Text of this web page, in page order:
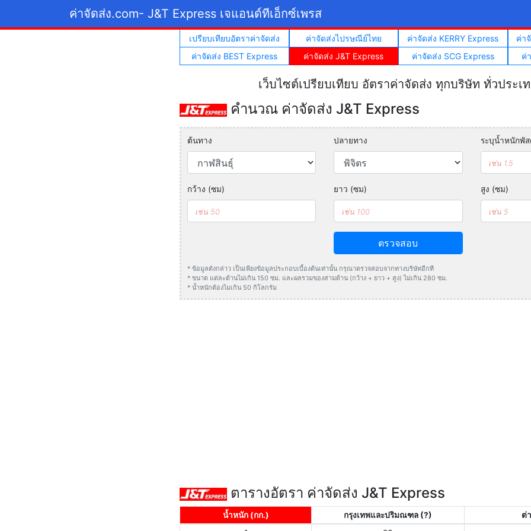
ค่าจัดส่ง.com- J&T Express เจแอนด์ทีเอ็กซ์เพรส
เปรียบเทียบอัตราค่าจัดส่ง ค่าจัดส่งไปรษณีย์ไทย ค่าจัดส่ง KERRY Express
ค่า
ค่าจัดส่ง BEST Express
ค่าจัดส่ง J&T Express ค่าจัดส่ง SCG Express ค่
เว็บไซต์เปรียบเทียบ อัตราค่าจัดส่ง ทุกบริษัท ทั่วประเ
คำนวณ ค่าจัดส่ง J&T Express
ต้นทาง ปลายทาง ระบุน้ำหนักพั
กว้าง (ซม) ยาว (ซม) สูง (ซม)
ตรวจสอบ
* ข้อมูลดังกล่าว เป็นเพียงข้อมูลประกอบเบื้องต้นเท่านั้น กรุณาตรวจสอบจากทางบริษัทอีกที
* ขนาด แต่ละด้านไม่เกิน 150 ซม. และผลรวมของสามด้าน (กว้าง + ยาว + สูง) ไม่เกิน 280 ซม.
* น้ำหนักต้องไมเกิน 50 กิโลกรัม
ตารางอัตรา ค่าจัดส่ง J&T Express
น้ำหนัก (กก.) กรุงเทพและปริมณฑล (?)
ต่